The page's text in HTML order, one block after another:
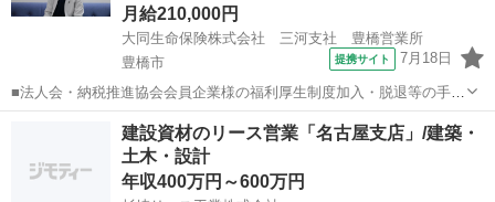
月給210,000円
大同生命保険株式会社 三河支社 豊橋営業所
豊橋市
提携サイト 7月18日
■法人会・納税推進協会会員企業様の福利厚生制度加入・脱退等の手続
きなどをお任せします。 家庭訪問ではなく、会員である法人企業様へ
と出向き、当社のお薦めするプランのご案内などがメイン。個人宅訪
問や知人・友人への保険勧誘は一切あ...
豊橋市 代理店営業
建設資材のリース営業「名古屋支店」/建築・
土木・設計
年収400万円～600万円